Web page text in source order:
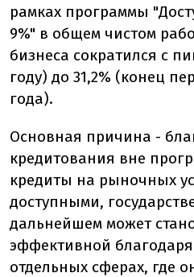
рамках программы
9%" в общем чистом
бизнеса сократился с
году) до 31,2% (конец
года).
Основная причина -
кредитования вне
кредиты на рыночных
доступными,
дальнейшем может
эффективной
отдельных сферах, где